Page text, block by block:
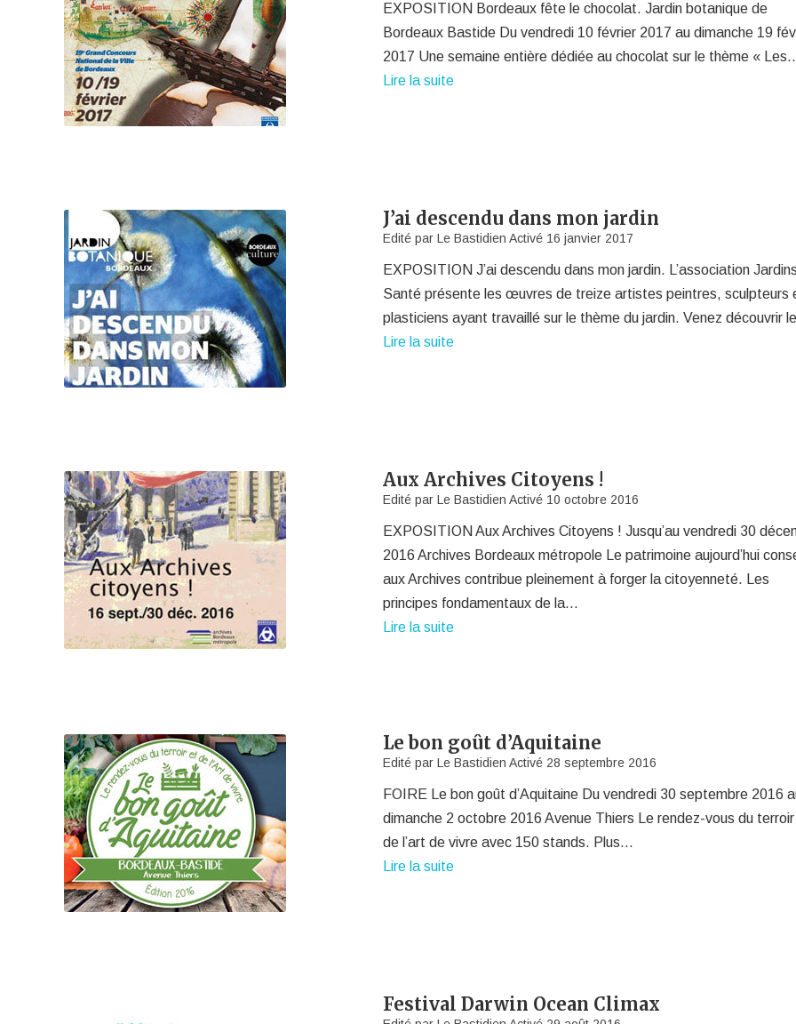
EXPOSITION Bordeaux fête le chocolat. Jardin botanique de
Bordeaux Bastide Du vendredi 10 février 2017 au dimanche 19
2017 Une semaine entière dédiée au chocolat sur le thème «
Lire la suite
J’ai descendu dans mon jardin
Edité parLe Bastidien Activé 16 janvier 2017
EXPOSITION J’ai descendu dans mon jardin. L’association
Santé présente les œuvres de treize artistes peintres, sculpteurs
plasticiens ayant travaillé sur le thème du jardin. Venez découvrir
Lire la suite
Aux Archives Citoyens !
Edité parLe Bastidien Activé 10 octobre 2016
EXPOSITION Aux Archives Citoyens ! Jusqu’au vendredi 30
2016 Archives Bordeaux métropole Le patrimoine aujourd’hui
aux Archives contribue pleinement à forger la citoyenneté. Les
principes fondamentaux de la…
Lire la suite
Le bon goût d’Aquitaine
Edité parLe Bastidien Activé 28 septembre 2016
FOIRE Le bon goût d’Aquitaine Du vendredi 30 septembre 2016
dimanche 2 octobre 2016 Avenue Thiers Le rendez-vous du
de l’art de vivre avec 150 stands. Plus…
Lire la suite
Festival Darwin Ocean Climax